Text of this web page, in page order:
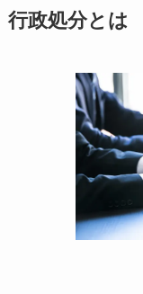
行政処分とは